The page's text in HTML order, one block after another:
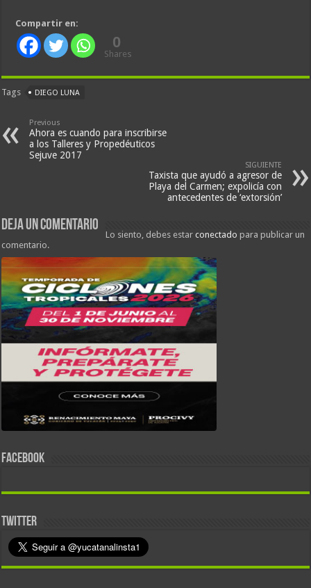
Compartir en:
0
Shares
Tags DIEGO LUNA
Previous
Ahora es cuando para inscribirse
a los Talleres y Propedéuticos
Sejuve 2017
SIGUIENTE
Taxista que ayudó a agresor de
Playa del Carmen; expolicía con
antecedentes de ‘extorsión’
Deja un comentario
Lo siento, debes estarconectado para publicar un
comentario.
FACEBOOK
TWITTER